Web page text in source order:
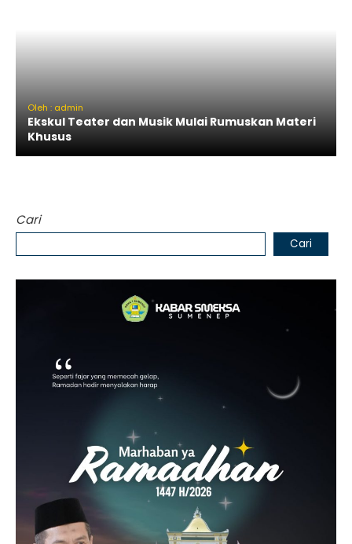
Oleh : admin
Ekskul Teater dan Musik Mulai Rumuskan Materi
Khusus
Cari
Cari